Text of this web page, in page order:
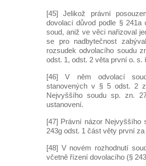
[45] Jelikož právní
dovolací důvod podle §
soud, aniž ve věci nařizoval
se pro nadbytečnost
rozsudek odvolacího soudu
odst. 1, odst. 2 věta první o. s.
[46] V něm odvolací
stanovených v § 5 odst. 2
Nejvyššího soudu sp. zn.
ustanovení.
[47] Právní názor Nejvyššího
243g odst. 1 část věty první
[48] V novém rozhodnutí
včetně řízení dovolacího (§